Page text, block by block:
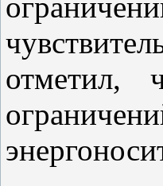
отметил,